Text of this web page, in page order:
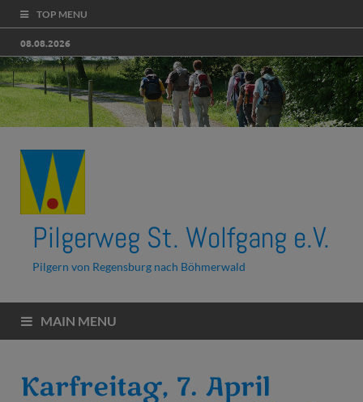
TOP MENU
08.08.2026
Pilgerweg St. Wolfgang e.V.
Pilgern von Regensburg nach Böhmerwald
MAIN MENU
Karfreitag, 7. April